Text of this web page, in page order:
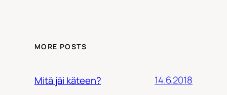
MORE POSTS
Mitä jäi käteen? 14.6.2018